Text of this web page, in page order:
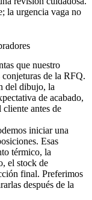
la urgencia vaga no
que nuestro
de la RFQ.
del dibujo, la
de acabado,
antes de
iniciar una
Esas
térmico, la
el stock de
final. Preferimos
después de la